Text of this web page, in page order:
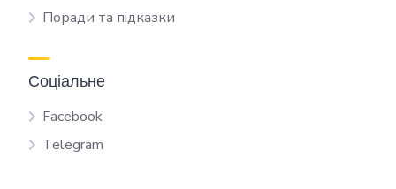
Поради та підказки
Соціальне
Facebook
Telegram